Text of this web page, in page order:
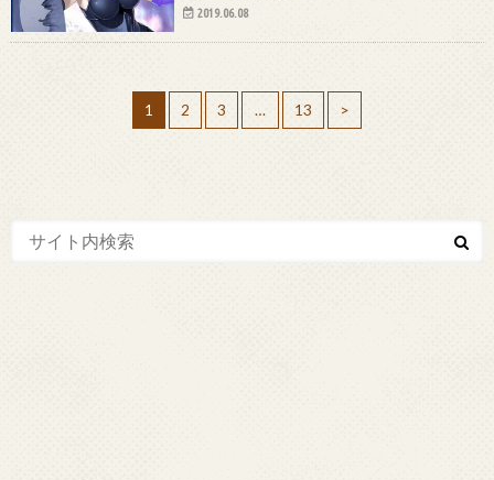
2019.06.08
1 2 3 … 13 >